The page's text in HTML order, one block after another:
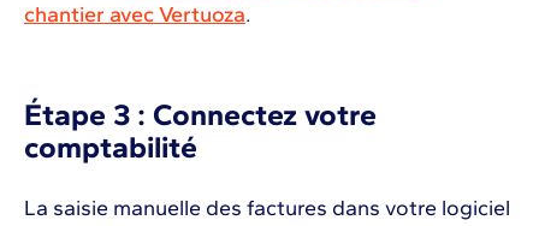
chantier avec Vertuoza.
Étape 3 : Connectez votre
comptabilité
La saisie manuelle des factures dans votre logiciel